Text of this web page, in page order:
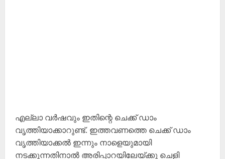
എല്ലാ വർഷവും ഇതിന്റെ ചെക്ക് ഡാം
വൃത്തിയാക്കാറുണ്ട്. ഇത്തവണത്തെ ചെക്ക് ഡാം
വൃത്തിയാക്കൽ ഇന്നും നാളെയുമായി
നടക്കുന്നതിനാൽ അരിപ്പാറയിലേയ്ക്കു ചെളി